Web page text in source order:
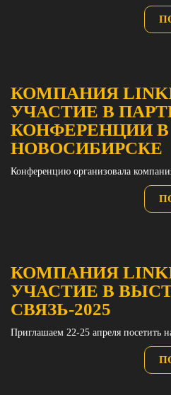
КОМПАНИЯ
УЧАСТИЕ В
КОНФЕРЕНЦИИ В
НОВОСИБИРСКЕ
Конференцию организовала
КОМПАНИЯ
УЧАСТИЕ В
СВЯЗЬ-2025
Приглашаем 22-25 апреля посетить